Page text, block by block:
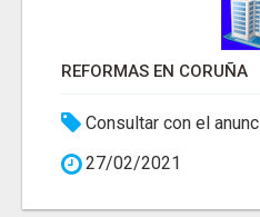
REFORMAS EN CORUÑA
Consultar con el
27/02/2021